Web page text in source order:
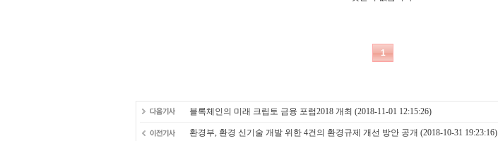
블록체인의 미래 크립토 금융 포럼2018 개최 (2018-11-01 12:15:26)
환경부, 환경 신기술 개발 위한 4건의 환경규제 개선 방안 공개 (2018-10-31 19:23:16)